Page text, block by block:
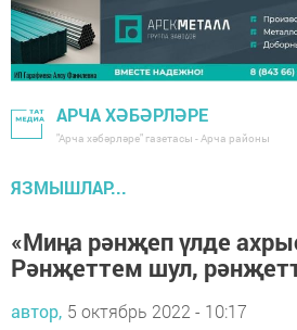
АРЧА ХӘБӘРЛӘРЕ
"Арча хәбәрләре" газетасы - Арча районы
ЯЗМЫШЛАР...
«Миңа рәнҗеп үлде
Рәнҗеттем шул,
автор, 5 октябрь 2022 - 10:17